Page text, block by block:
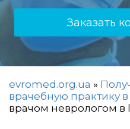
Заказать
evromed.org.ua »
врачебную практику
врачом неврологом